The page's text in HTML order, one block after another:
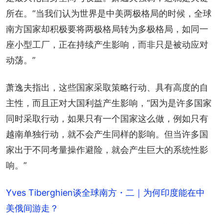
所在。“当我们认为世界是中美两极格局的时候，全球
南方国家却积极要将两极格局转为多极格局，如同一
座小型工厂，正在持续产生影响，而非只是被动应对
动荡。”
萧逸夫指出，这些国家采取策略行动、具有高度的自
主性，而且正对大国利益产生影响，“因为是许多国家
同时采取行动，如果只有一个国家这么做，例如只有
越南单独行动，就不会产生同样的影响。但当许多国
家出于不同考量操作避险，就会产生巨大的系统性影
响。”
Yves Tiberghien谈全球南方・二｜为何印度能在中
美俄间游走？